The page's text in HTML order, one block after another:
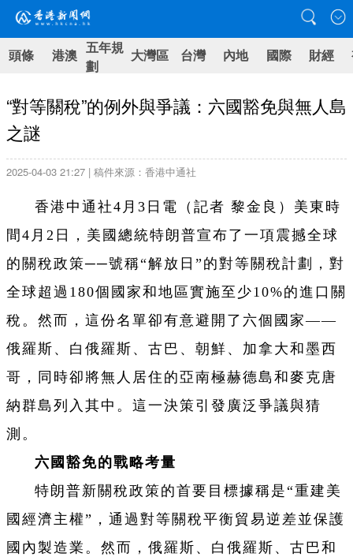
頭條 港澳 五年規
劃
大灣區 台灣 內地 國際 財經
“對等關稅”的例外與爭議：六國豁免與無人島
之謎
2025-04-03 21:27 | 稿件來源：香港中通社
香港中通社4月3日電（記者 黎金良）美東時
間4月2日，美國總統特朗普宣布了一項震撼全球
的關稅政策──號稱“解放日”的對等關稅計劃，對
全球超過180個國家和地區實施至少10%的進口關
稅。然而，這份名單卻有意避開了六個國家——
俄羅斯、白俄羅斯、古巴、朝鮮、加拿大和墨西
哥，同時卻將無人居住的亞南極赫德島和麥克唐
納群島列入其中。這一決策引發廣泛爭議與猜
測。
六國豁免的戰略考量
特朗普新關稅政策的首要目標據稱是“重建美
國經濟主權”，通過對等關稅平衡貿易逆差並保護
國內製造業。然而，俄羅斯、白俄羅斯、古巴和